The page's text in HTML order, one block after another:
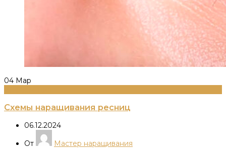
04 Мар
Схемы наращивания ресниц
06.12.2024
От
Мастер наращивания